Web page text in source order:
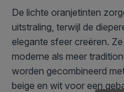
De lichte oranjetinten
uitstraling, terwijl de
elegante sfeer creëren.
moderne als meer
worden gecombineerd
beige en wit voor een